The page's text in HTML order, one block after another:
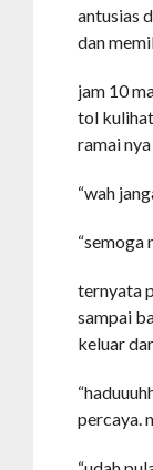
antusias
dan
jam 10
tol
ramai
“wah
“semoga
ternyata
sampai
keluar
percaya.